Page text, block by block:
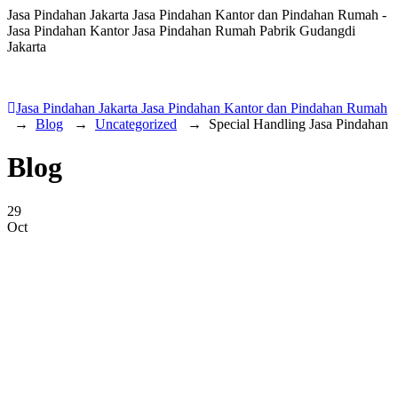
Jasa Pindahan Jakarta Jasa Pindahan Kantor dan Pindahan Rumah -
Jasa Pindahan Kantor Jasa Pindahan Rumah Pabrik Gudangdi
Jakarta
Jasa Pindahan Jakarta Jasa Pindahan Kantor dan Pindahan Rumah
→ Blog → Uncategorized → Special Handling Jasa Pindahan
Blog
29
Oct